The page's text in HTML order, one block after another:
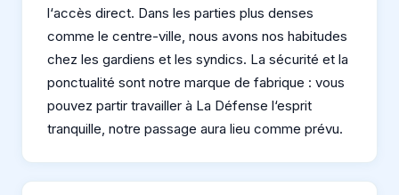
l‘accès direct. Dans les parties plus denses
comme le centre-ville, nous avons nos habitudes
chez les gardiens et les syndics. La sécurité et la
ponctualité sont notre marque de fabrique : vous
pouvez partir travailler à La Défense l‘esprit
tranquille, notre passage aura lieu comme prévu.